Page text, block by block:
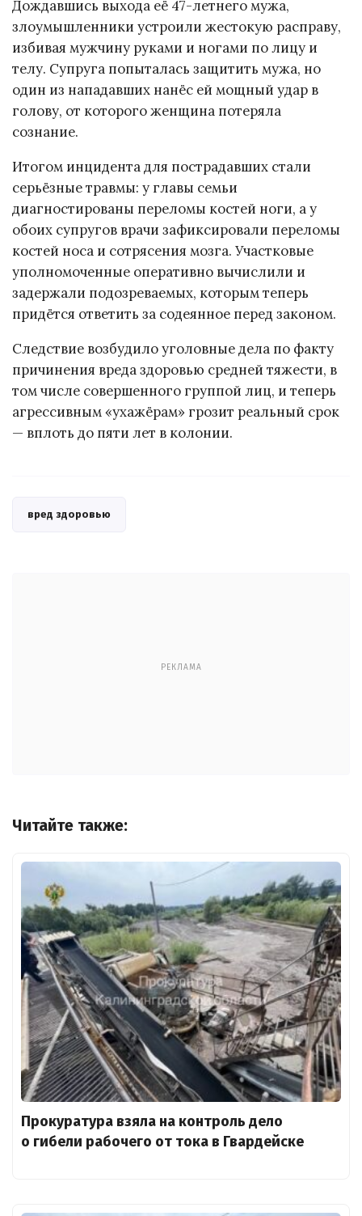
Дождавшись выхода её 47-летнего мужа,
злоумышленники устроили жестокую расправу,
избивая мужчину руками и ногами по лицу и
телу. Супруга попыталась защитить мужа, но
один из нападавших нанёс ей мощный удар в
голову, от которого женщина потеряла
сознание.
Итогом инцидента для пострадавших стали
серьёзные травмы: у главы семьи
диагностированы переломы костей ноги, а у
обоих супругов врачи зафиксировали переломы
костей носа и сотрясения мозга. Участковые
уполномоченные оперативно вычислили и
задержали подозреваемых, которым теперь
придётся ответить за содеянное перед законом.
Следствие возбудило уголовные дела по факту
причинения вреда здоровью средней тяжести, в
том числе совершенного группой лиц, и теперь
агрессивным «ухажёрам» грозит реальный срок
— вплоть до пяти лет в колонии.
вред здоровью
РЕКЛАМА
Читайте также:
Прокуратура взяла на контроль дело
о гибели рабочего от тока в Гвардейске